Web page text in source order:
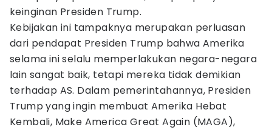
keinginan Presiden Trump.
Kebijakan ini tampaknya merupakan perluasan
dari pendapat Presiden Trump bahwa Amerika
selama ini selalu memperlakukan negara-negara
lain sangat baik, tetapi mereka tidak demikian
terhadap AS. Dalam pemerintahannya, Presiden
Trump yang ingin membuat Amerika Hebat
Kembali, Make America Great Again (MAGA),